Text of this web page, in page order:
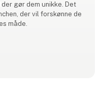
gør dem unikke. Det
der vil forskønne de
måde.